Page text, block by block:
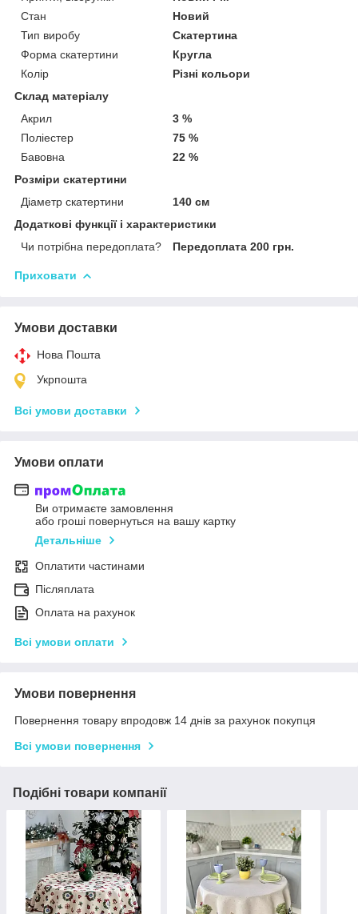
Стан
Новий
Тип виробу
Скатертина
Форма скатертини
Кругла
Колір
Різні кольори
Склад матеріалу
Акрил
3 %
Поліестер
75 %
Бавовна
22 %
Розміри скатертини
Діаметр скатертини
140 см
Додаткові функції і характеристики
Чи потрібна передоплата?
Передоплата 200 грн.
Приховати
Умови доставки
Нова Пошта
Укрпошта
Всі умови доставки
Умови оплати
Ви отримаєте замовлення
або гроші повернуться на вашу картку
Детальніше
Оплатити частинами
Післяплата
Оплата на рахунок
Всі умови оплати
Умови повернення
Повернення товару впродовж 14 днів за рахунок покупця
Всі умови повернення
Подібні товари компанії